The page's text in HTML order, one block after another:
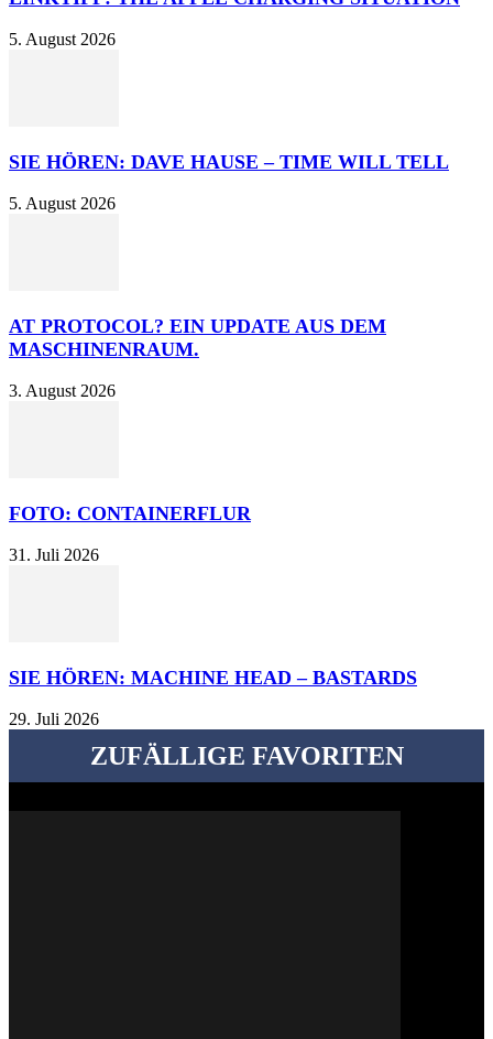
5. August 2026
SIE HÖREN: DAVE HAUSE – TIME WILL TELL
5. August 2026
AT PROTOCOL? EIN UPDATE AUS DEM
MASCHINENRAUM.
3. August 2026
FOTO: CONTAINERFLUR
31. Juli 2026
SIE HÖREN: MACHINE HEAD – BASTARDS
29. Juli 2026
ZUFÄLLIGE FAVORITEN